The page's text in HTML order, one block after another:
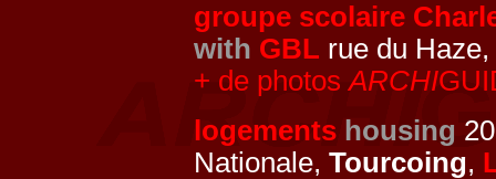
groupe scolaire
with GBL rue du
+ de photosARCHI
logements housing
Nationale, Tourcoing,